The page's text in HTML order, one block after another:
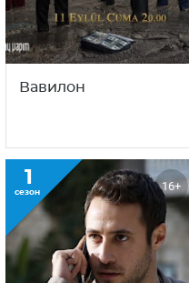
Вавилон
1
сезон 16+